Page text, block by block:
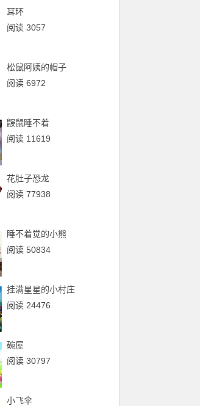
耳环
阅读 3057
松鼠阿姨的帽子
阅读 6972
鼹鼠睡不着
阅读 11619
花肚子恐龙
阅读 77938
睡不着觉的小熊
阅读 50834
挂满星星的小村庄
阅读 24476
碗屋
阅读 30797
小飞伞